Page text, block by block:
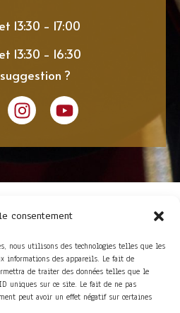
consentement
nous utilisons des technologies telles que les
informations des appareils. Le fait de
de traiter des données telles que le
uniques sur ce site. Le fait de ne pas
peut avoir un effet négatif sur certaines
13:30 - 17:00
13:30 - 16:30
?